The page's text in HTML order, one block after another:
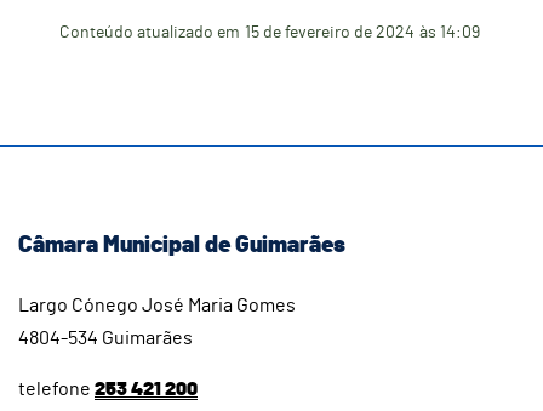
Conteúdo atualizado em 15 de fevereiro de 2024 às 14:09
Câmara Municipal de Guimarães
Largo Cónego José Maria Gomes
4804-534 Guimarães
telefone 253 421 200